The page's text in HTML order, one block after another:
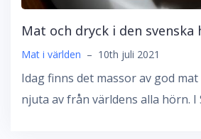
Mat och dryck i den svenska
Mat i världen – 10th juli 2021
Idag finns det massor av god
njuta av från världens alla hörn.